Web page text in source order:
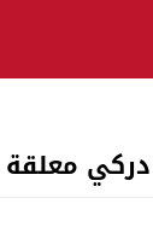
دركي